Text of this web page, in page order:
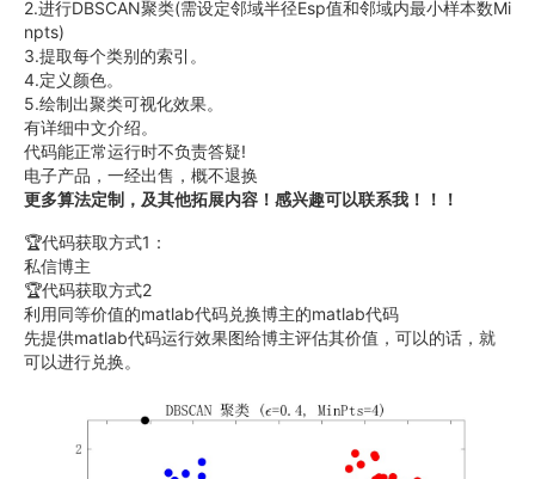
2.进行DBSCAN聚类(需设定邻域半径Esp值和邻域内最小样本数Mi
npts)
3.提取每个类别的索引。
4.定义颜色。
5.绘制出聚类可视化效果。
有详细中文介绍。
代码能正常运行时不负责答疑!
电子产品，一经出售，概不退换
更多算法定制，及其他拓展内容！感兴趣可以联系我！！！
🏆代码获取方式1：
私信博主
🏆代码获取方式2
利用同等价值的matlab代码兑换博主的matlab代码
先提供matlab代码运行效果图给博主评估其价值，可以的话，就
可以进行兑换。